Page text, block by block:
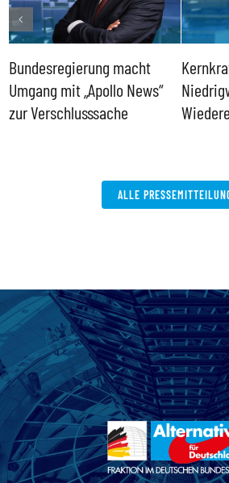
Bundesregierung macht
Umgang mit „Apollo News“
zur Verschlusssache
ALLE